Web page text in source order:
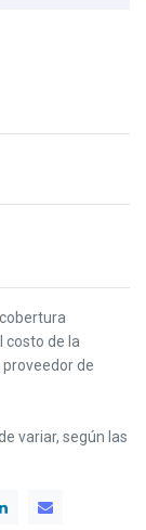
costo de la
de
variar, según las